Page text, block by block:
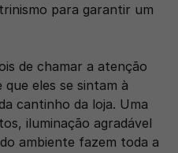
para garantir um
de chamar a atenção
eles se sintam à
cantinho da loja. Uma
iluminação agradável
ambiente fazem toda a